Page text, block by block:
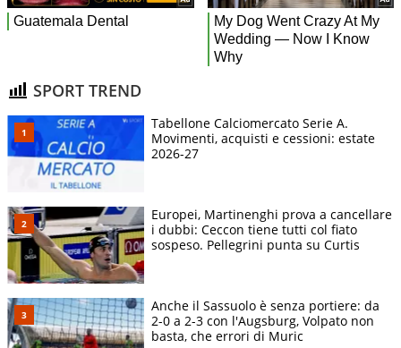
SPORT TREND
Tabellone Calciomercato Serie A.
Movimenti, acquisti e cessioni: estate
2026-27
Europei, Martinenghi prova a cancellare
i dubbi: Ceccon tiene tutti col fiato
sospeso. Pellegrini punta su Curtis
Anche il Sassuolo è senza portiere: da
2-0 a 2-3 con l'Augsburg, Volpato non
basta, che errori di Muric